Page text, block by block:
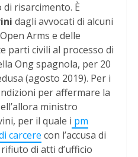
risarcimento. È
dagli avvocati di alcuni
Arms e delle
parti civili al processo di
Ong spagnola, per 20
(agosto 2019). Per i
per affermare la
ministro
per il quale i pm
carcere con l’accusa di
di atti d’ufficio